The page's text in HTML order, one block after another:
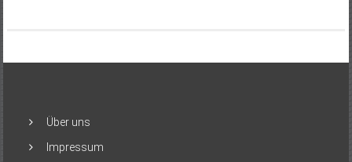
Über uns
Impressum